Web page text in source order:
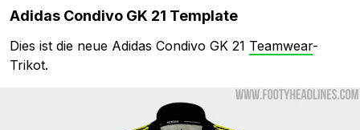
Adidas Condivo GK 21 Template
Dies ist die neue Adidas Condivo GK 21 Teamwear-
Trikot.